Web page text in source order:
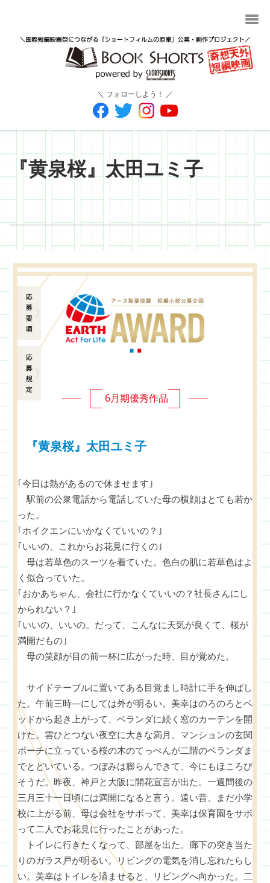
＼ フォローしよう！ ／
『黄泉桜』太田ユミ子
応募要項
6月期優秀作品
『黄泉桜』太田ユミ子
｢今日は熱があるので休ませます｣
駅前の公衆電話から電話していた母の横顔はとても若か
った。
｢ホイクエンにいかなくていいの？｣
｢いいの、これからお花見に行くの｣
母は若草色のスーツを着ていた。色白の肌に若草色はよ
く似合っていた。
｢おかあちゃん、会社に行かなくていいの？社長さんにし
かられない？｣
｢いいの、いいの。だって、こんなに天気が良くて、桜が
満開だもの｣
母の笑顔が目の前一杯に広がった時、目が覚めた。
サイドテーブルに置いてある目覚まし時計に手を伸ばし
た。午前三時―にしては外が明るい。美幸はのろのろとベ
ッドから起き上がって、ベランダに続く窓のカーテンを開
けた。雲ひとつない夜空に大きな満月。マンションの玄関
ポーチに立っている桜の木のてっぺんが二階のベランダま
でとどいている。つぼみは膨らんできて、今にもほころび
そうだ。昨夜、神戸と大阪に開花宣言が出た。一週間後の
三月三十一日頃には満開になると言う。遠い昔、まだ小学
校に上がる前、母は会社をサボって、美幸は保育園をサボ
って二人でお花見に行ったことがあった。
トイレに行きたくなって、部屋を出た。廊下の突き当た
りのガラス戸が明るい。リビングの電気を消し忘れたらし
い。美幸はトイレを済ませると、リビングへ向かった。二